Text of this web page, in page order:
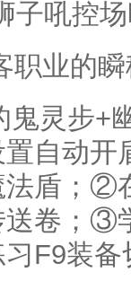
吼控场
职业的
鬼灵步+
自动开
法盾；②
卷；③
F9装备